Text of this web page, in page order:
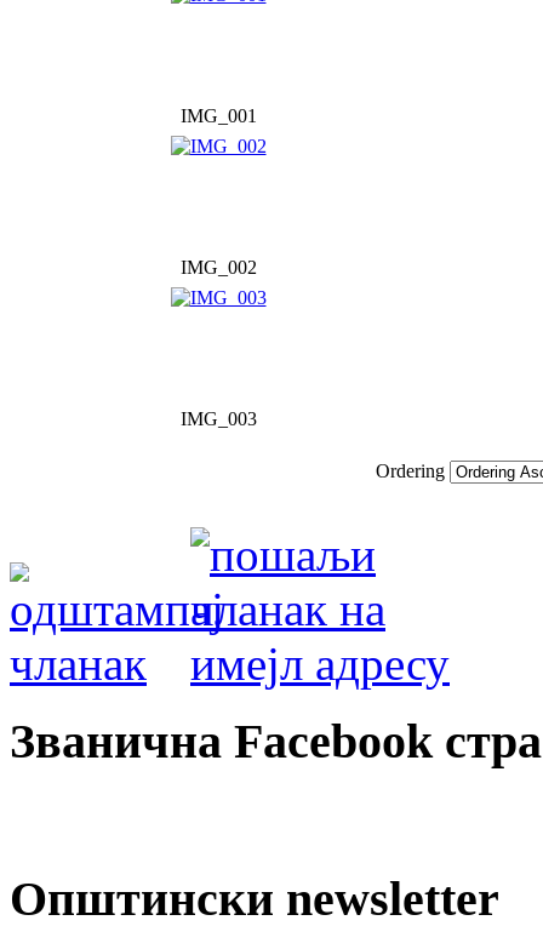
IMG_001
IMG_002
IMG_003
Ordering
Званична Facebook
Општински newsletter